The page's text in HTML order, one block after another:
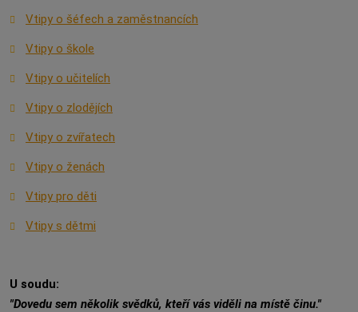
Vtipy o šéfech a zaměstnancích
Vtipy o škole
Vtipy o učitelích
Vtipy o zlodějích
Vtipy o zvířatech
Vtipy o ženách
Vtipy pro děti
Vtipy s dětmi
U soudu:
"Dovedu sem několik svědků, kteří vás viděli na místě činu."